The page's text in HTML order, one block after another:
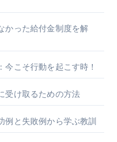
かった給付金制度を解
こそ行動を起こす時！
受け取るための方法
例と失敗例から学ぶ教訓